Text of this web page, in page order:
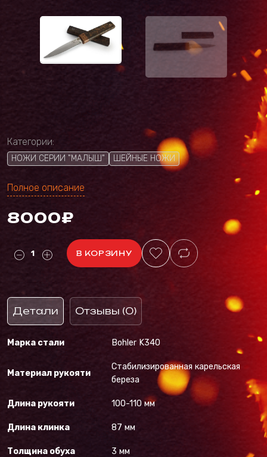
Категории:
НОЖИ СЕРИИ "МАЛЫШ" ШЕЙНЫЕ НОЖИ
Полное описание
8000₽
В КОРЗИНУ
Детали Отзывы (0)
Марка стали Bohler K340
Материал рукояти
Стабилизированная карельская
береза
Длина рукояти 100-110 мм
Длина клинка 87 мм
Толщина обуха 3 мм